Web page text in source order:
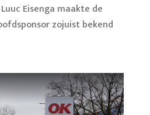
Eisenga maakte de
zojuist bekend